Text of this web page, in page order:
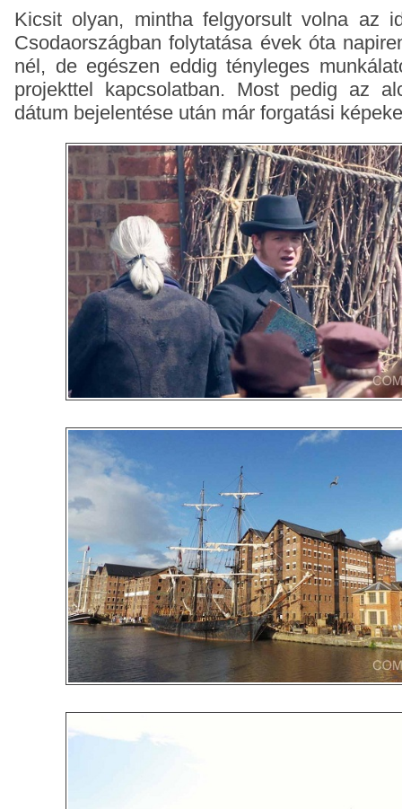
Kicsit olyan, mintha felgyorsult volna az
Csodaországban folytatása évek óta
nél, de egészen eddig tényleges
projekttel kapcsolatban. Most pedig az
dátum bejelentése után már forgatási